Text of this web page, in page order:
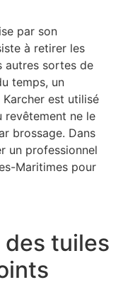
par son
à retirer les
autres sortes de
temps, un
est utilisé
revêtement ne le
brossage. Dans
un professionnel
Maritimes pour
tuiles